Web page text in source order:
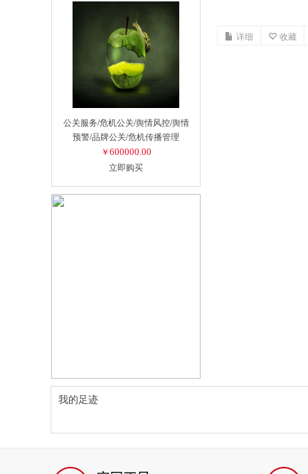
详细 收藏
公关服务/危机公关/舆情风控/舆情
预警/品牌公关/危机传播管理
￥ 600000.00
立即购买
我的足迹